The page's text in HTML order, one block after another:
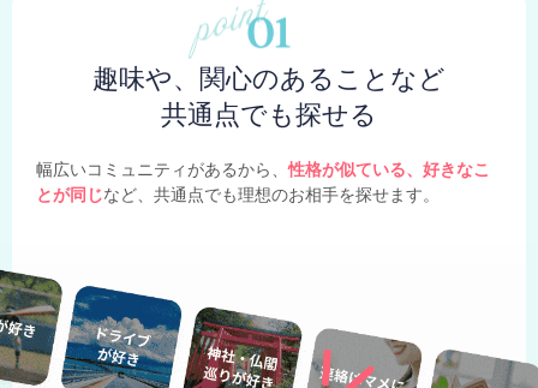
趣味や、関心のあることなど
共通点でも探せる
幅広いコミュニティがあるから、性格が似ている、好きなこ
とが同じなど、共通点でも理想のお相手を探せます。